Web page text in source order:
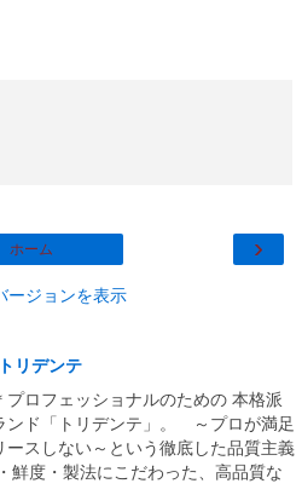
›
ホーム
ージョンを表示
リデンテ
プロフェッショナルのための 本格派
ンド「トリデンテ」。 ～プロが満足
ースしない～という徹底した品質主義
鮮度・製法にこだわった、高品質な